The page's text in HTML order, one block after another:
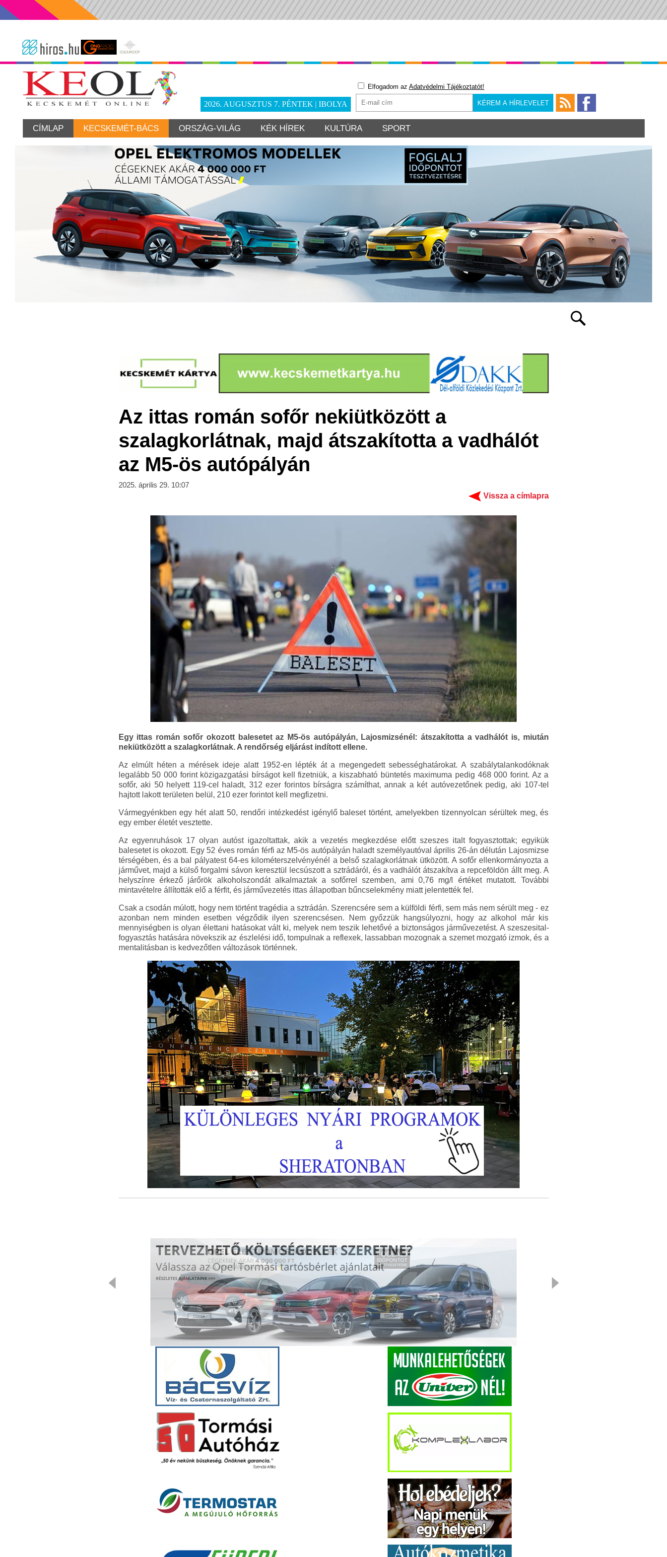
2026. AUGUSZTUS 7. PÉNTEK | IBOLYA
Elfogadom az Adatvédelmi Tájékoztatót!
CÍMLAP KECSKEMÉT-BÁCS ORSZÁG-VILÁG KÉK HÍREK KULTÚRA SPORT
Az ittas román sofőr nekiütközött a
szalagkorlátnak, majd átszakította a vadhálót
az M5-ös autópályán
2025. április 29. 10:07
Vissza a címlapra
Egy ittas román sofőr okozott balesetet az M5-ös autópályán, Lajosmizsénél: átszakította a vadhálót is, miután
nekiütközött a szalagkorlátnak. A rendőrség eljárást indított ellene.
Az elmúlt héten a mérések ideje alatt 1952-en lépték át a megengedett sebességhatárokat. A szabálytalankodóknak
legalább 50 000 forint közigazgatási bírságot kell fizetniük, a kiszabható büntetés maximuma pedig 468 000 forint. Az a
sofőr, aki 50 helyett 119-cel haladt, 312 ezer forintos bírságra számíthat, annak a két autóvezetőnek pedig, aki 107-tel
hajtott lakott területen belül, 210 ezer forintot kell megfizetni.
Vármegyénkben egy hét alatt 50, rendőri intézkedést igénylő baleset történt, amelyekben tizennyolcan sérültek meg, és
egy ember életét vesztette.
Az egyenruhások 17 olyan autóst igazoltattak, akik a vezetés megkezdése előtt szeszes italt fogyasztottak; egyikük
balesetet is okozott. Egy 52 éves román férfi az M5-ös autópályán haladt személyautóval április 26-án délután Lajosmizse
térségében, és a bal pályatest 64-es kilométerszelvényénél a belső szalagkorlátnak ütközött. A sofőr ellenkormányozta a
járművet, majd a külső forgalmi sávon keresztül lecsúszott a sztrádáról, és a vadhálót átszakítva a repceföldön állt meg. A
helyszínre érkező járőrök alkoholszondát alkalmaztak a sofőrrel szemben, ami 0,76 mg/l értéket mutatott. További
mintavételre állították elő a férfit, és járművezetés ittas állapotban bűncselekmény miatt jelentették fel.
Csak a csodán múlott, hogy nem történt tragédia a sztrádán. Szerencsére sem a külföldi férfi, sem más nem sérült meg - ez
azonban nem minden esetben végződik ilyen szerencsésen. Nem győzzük hangsúlyozni, hogy az alkohol már kis
mennyiségben is olyan élettani hatásokat vált ki, melyek nem teszik lehetővé a biztonságos járművezetést. A szeszesital-
fogyasztás hatására növekszik az észlelési idő, tompulnak a reflexek, lassabban mozognak a szemet mozgató izmok, és a
mentalitásban is kedvezőtlen változások történnek.